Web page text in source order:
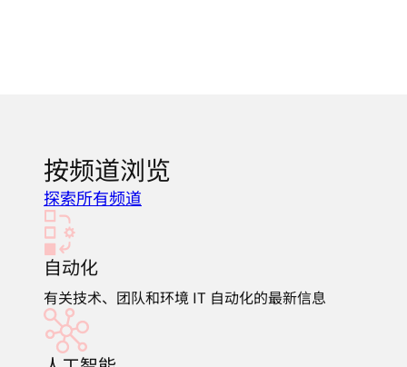
按频道浏览
探索所有频道
自动化
有关技术、团队和环境 IT 自动化的最新信息